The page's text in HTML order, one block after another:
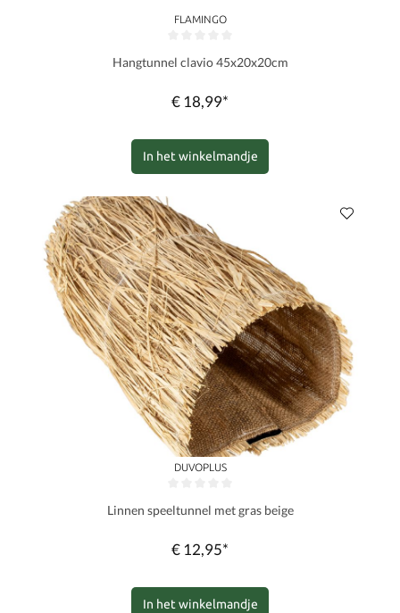
FLAMINGO
Hangtunnel clavio 45x20x20cm
€ 18,99*
In het winkelmandje
DUVOPLUS
Linnen speeltunnel met gras beige
€ 12,95*
In het winkelmandje